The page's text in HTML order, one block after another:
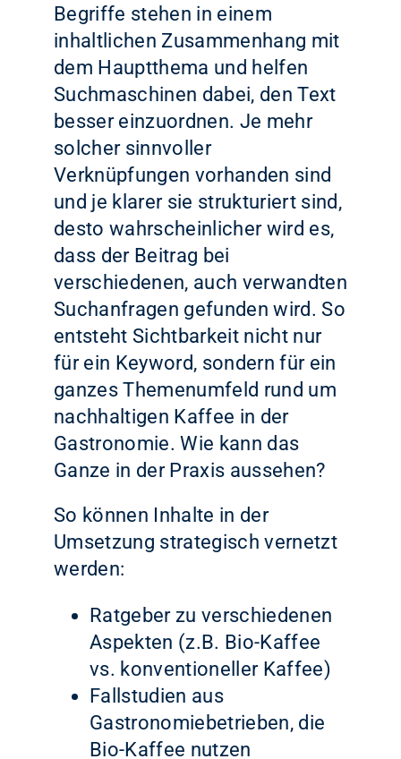
Begriffe stehen in einem
inhaltlichen Zusammenhang mit
dem Hauptthema und helfen
Suchmaschinen dabei, den Text
besser einzuordnen. Je mehr
solcher sinnvoller
Verknüpfungen vorhanden sind
und je klarer sie strukturiert sind,
desto wahrscheinlicher wird es,
dass der Beitrag bei
verschiedenen, auch verwandten
Suchanfragen gefunden wird. So
entsteht Sichtbarkeit nicht nur
für ein Keyword, sondern für ein
ganzes Themenumfeld rund um
nachhaltigen Kaffee in der
Gastronomie. Wie kann das
Ganze in der Praxis aussehen?
So können Inhalte in der
Umsetzung strategisch vernetzt
werden:
Ratgeber zu verschiedenen
Aspekten (z.B. Bio-Kaffee
vs. konventioneller Kaffee)
Fallstudien aus
Gastronomiebetrieben, die
Bio-Kaffee nutzen